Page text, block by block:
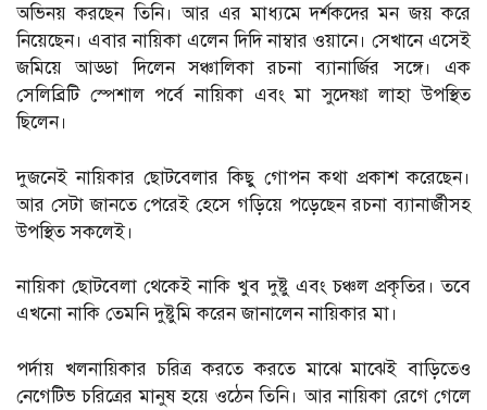
অভিনয় করছেন তিনি। আর এর মাধ্যমে দর্শকদের মন জয় করে
নিয়েছেন। এবার নায়িকা এলেন দিদি নাম্বার ওয়ানে। সেখানে এসেই
জমিয়ে আড্ডা দিলেন সঞ্চালিকা রচনা ব্যানার্জির সঙ্গে। এক
সেলিব্রিটি স্পেশাল পর্বে নায়িকা এবং মা সুদেষ্ণা লাহা উপস্থিত
ছিলেন।
দুজনেই নায়িকার ছোটবেলার কিছু গোপন কথা প্রকাশ করেছেন।
আর সেটা জানতে পেরেই হেসে গড়িয়ে পড়েছেন রচনা ব্যানার্জীসহ
উপস্থিত সকলেই।
নায়িকা ছোটবেলা থেকেই নাকি খুব দুষ্টু এবং চঞ্চল প্রকৃতির। তবে
এখনো নাকি তেমনি দুষ্টুমি করেন জানালেন নায়িকার মা।
পর্দায় খলনায়িকার চরিত্র করতে করতে মাঝে মাঝেই বাড়িতেও
নেগেটিভ চরিত্রের মানুষ হয়ে ওঠেন তিনি। আর নায়িকা রেগে গেলে